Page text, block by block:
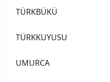
TÜRKBÜKÜ
TÜRKKUYUSU
UMURCA